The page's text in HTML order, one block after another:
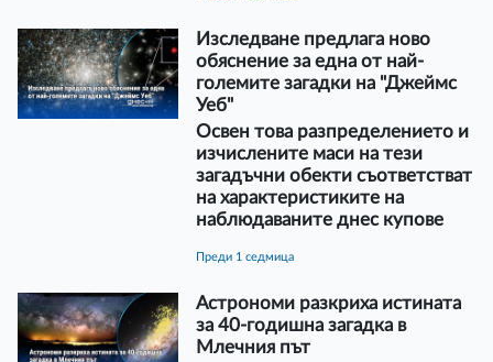
Изследване предлага ново
обяснение за една от най-
големите загадки на "Джеймс
Уеб"
Освен това разпределението и
изчислените маси на тези
загадъчни обекти съответстват
на характеристиките на
наблюдаваните днес купове
преди 1 седмица
Астрономи разкриха истината
за 40-годишна загадка в
Млечния път